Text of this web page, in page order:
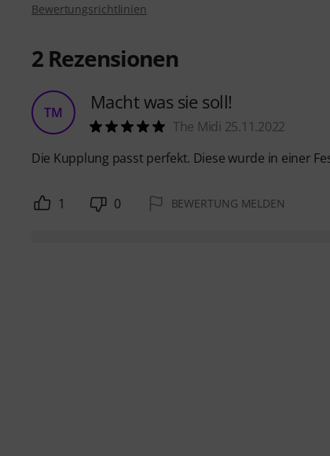
Bewertungsrichtlinien
2 Rezensionen
TM Macht was sie soll!
The Midi 25.11.2022
Die Kupplung passt perfekt. Diese wurde in einer
1 0 BEWERTUNG MELDEN